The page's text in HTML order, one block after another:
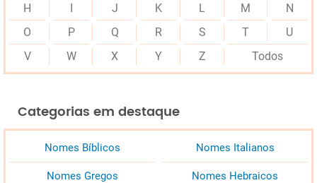
H
I J K L M
N
O
P Q R S T
U
V
W X Y Z Todos
Categorias em destaque
Nomes Bíblicos Nomes Italianos
Nomes Gregos Nomes Hebraicos